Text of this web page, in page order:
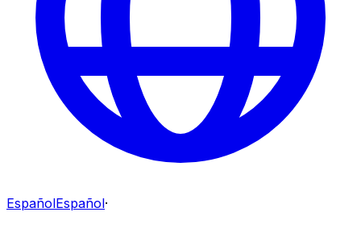
EspañolEspañol·